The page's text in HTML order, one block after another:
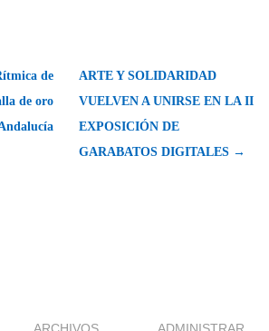
de
de oro
ARTE Y SOLIDARIDAD
VUELVEN A UNIRSE EN LA II
EXPOSICIÓN DE
GARABATOS DIGITALES →
ARCHIVOS ADMINISTRAR